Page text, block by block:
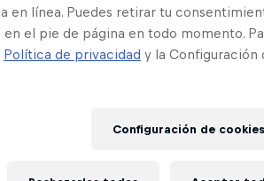
en línea. Puedes retirar tu
en el pie de página en todo momento.
Política de privacidad y la Configuración
Configuración de cookies